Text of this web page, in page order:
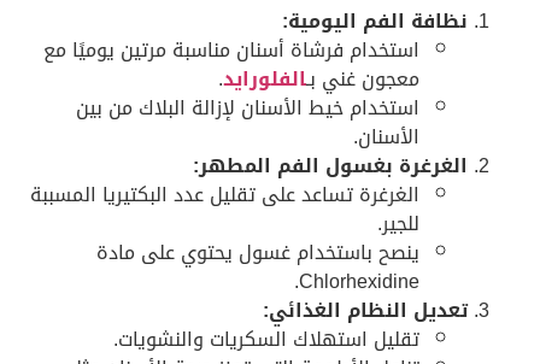
نظافة الفم اليومية:
استخدام فرشاة أسنان مناسبة مرتين يوميًا مع
معجون غني بـالفلورايد.
استخدام خيط الأسنان لإزالة البلاك من بين
الأسنان.
الغرغرة بغسول الفم المطهر:
الغرغرة تساعد على تقليل عدد البكتيريا المسببة
للجير.
ينصح باستخدام غسول يحتوي على مادة
Chlorhexidine.
تعديل النظام الغذائي:
تقليل استهلاك السكريات والنشويات.